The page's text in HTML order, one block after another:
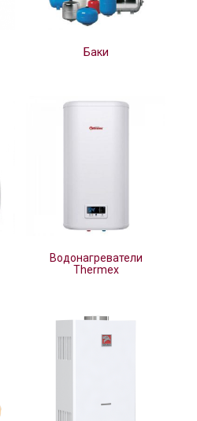
Баки
Водонагреватели
Thermex